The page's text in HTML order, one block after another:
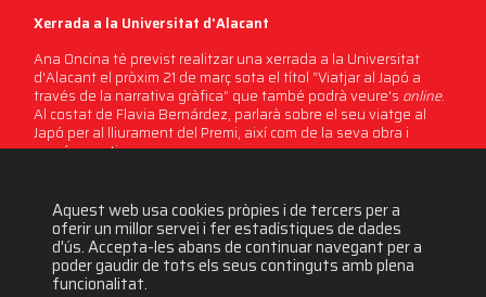
Xerrada a la Universitat d'Alacant
Ana Oncina té previst realitzar una xerrada a la Universitat
d'Alacant el pròxim 21 de març sota el títol “Viatjar al Japó a
través de la narrativa gràfica” que també podrà veure's online.
Al costat de Flavia Bernárdez, parlarà sobre el seu viatge al
Japó per al lliurament del Premi, així com de la seva obra i
procés creatiu.
2558 visites
Aquest web usa cookies pròpies i de tercers per a
oferir un millor servei i fer estadístiques de dades
d'ús. Accepta-les abans de continuar navegant per a
poder gaudir de tots els seus continguts amb plena
funcionalitat.